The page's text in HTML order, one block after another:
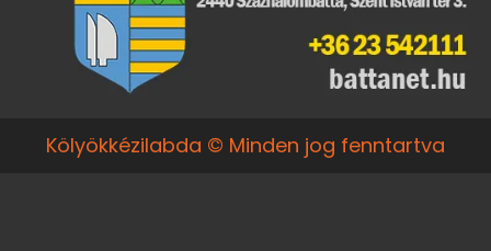
Kölyökkézilabda © Minden jog fenntartva